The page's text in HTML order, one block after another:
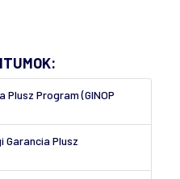
Program (GINOP
Garancia Plusz